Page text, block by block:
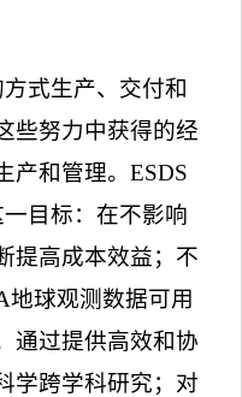
式生产、交付和
些努力中获得的经
产和管理。ESDS
目标：在不影响
提高成本效益；不
地球观测数据可用
通过提供高效和协
学跨学科研究；对